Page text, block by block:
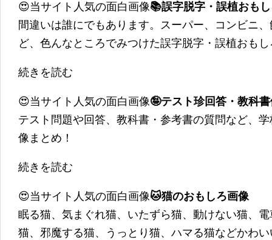
😍当サイト人気の面白画像📚誤字脱字・誤植おも
間違いは誰にでもあります。スーパー、コンビニ
ど、色んなところでみつけた誤字脱字・誤植おも
続きを読む
😍当サイト人気の面白画像🤪テスト珍回答・教科
テスト問題や回答、教科書・参考書の質問など、
像まとめ！
続きを読む
😍当サイト人気の面白画像🐱猫のおもしろ画像
眠る猫、気まぐれ猫、いたずら猫、動けない猫、
猫、邪魔する猫、うっとり猫、ハマる猫などかわ